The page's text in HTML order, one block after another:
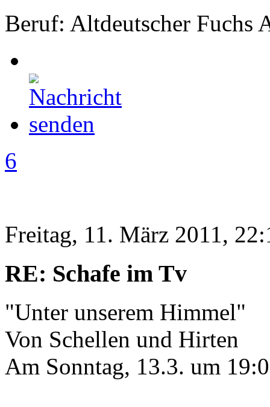
Beruf: Altdeutscher Fuchs
6
Freitag, 11. März 2011,
RE: Schafe im Tv
"Unter unserem Himmel"
Von Schellen und Hirten
Am Sonntag, 13.3. um